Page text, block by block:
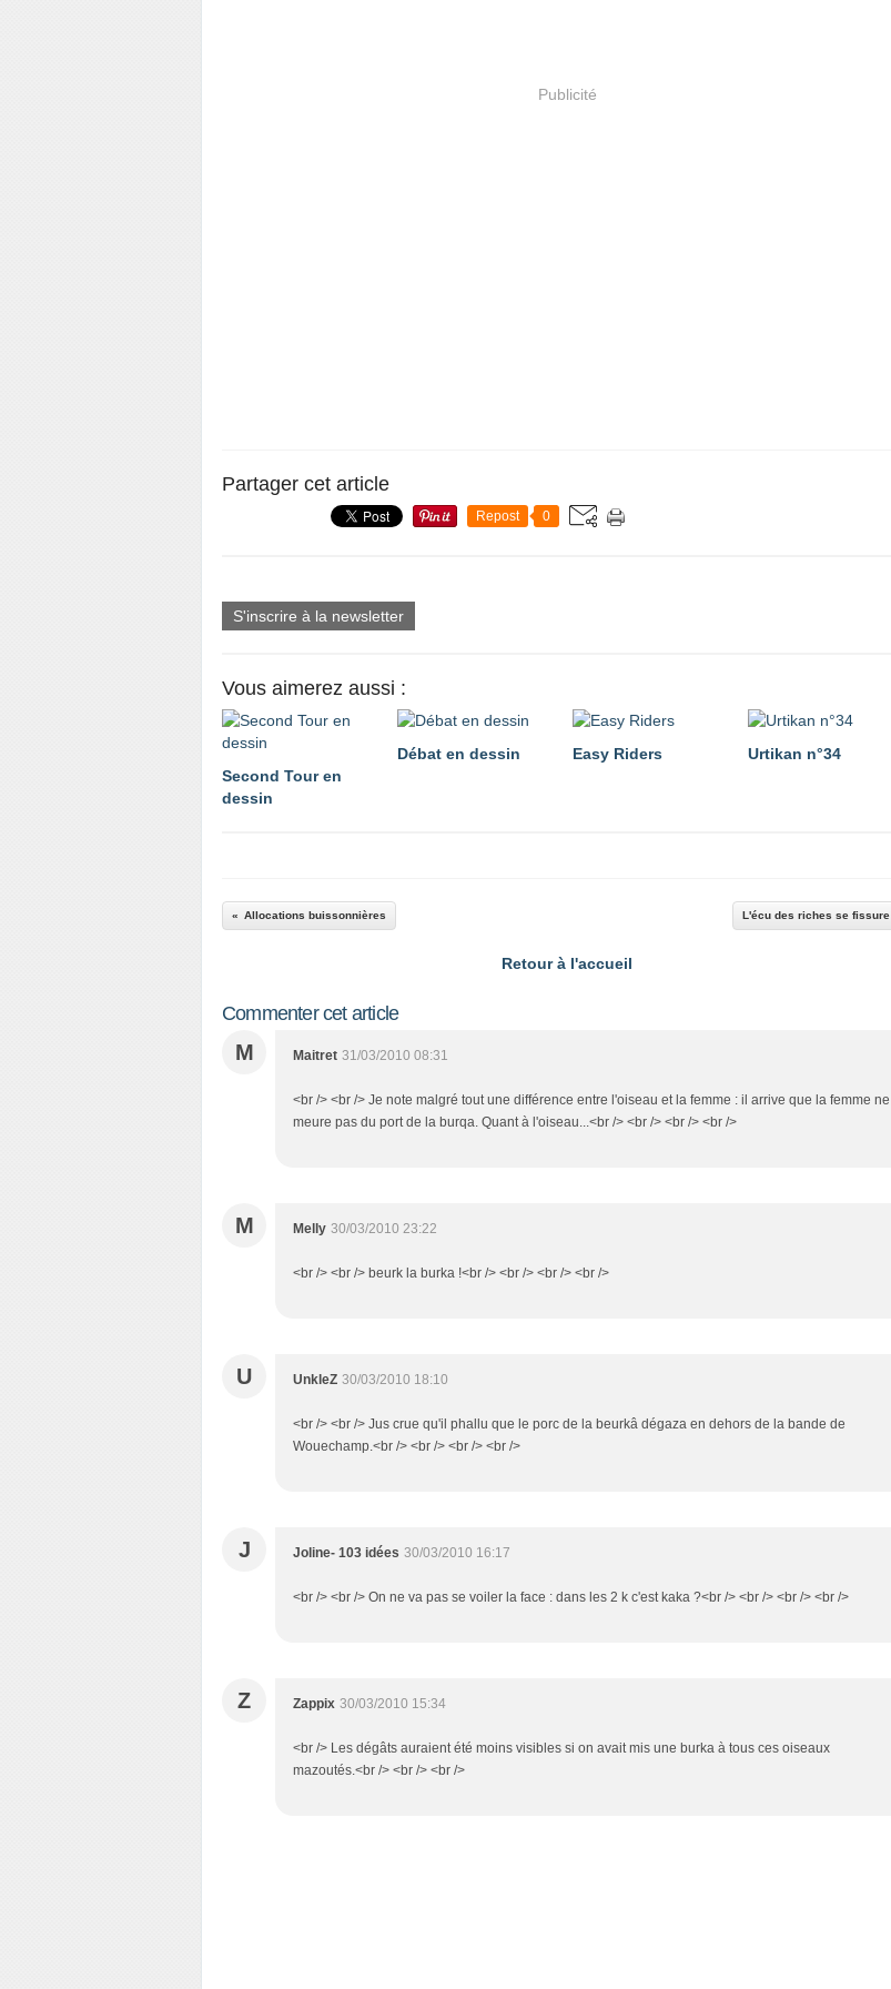
Publicité
Partager cet article
Repost 0
S'inscrire à la newsletter
Vous aimerez aussi :
Second Tour en
dessin
Débat en dessin Easy Riders Urtikan n°34
Allocations buissonnières L'écu des riches se fissure
Retour à l'accueil
Commenter cet article
M Maitret 31/03/2010 08:31
<br /> <br /> Je note malgré tout une différence entre l'oiseau et la femme : il arrive que la femme ne
meure pas du port de la burqa. Quant à l'oiseau...<br /> <br /> <br /> <br />
M Melly 30/03/2010 23:22
<br /> <br /> beurk la burka !<br /> <br /> <br /> <br />
U UnkleZ 30/03/2010 18:10
<br /> <br /> Jus crue qu'il phallu que le porc de la beurkâ dégaza en dehors de la bande de
Wouechamp.<br /> <br /> <br /> <br />
J Joline- 103 idées 30/03/2010 16:17
<br /> <br /> On ne va pas se voiler la face : dans les 2 k c'est kaka ?<br /> <br /> <br /> <br />
Z Zappix 30/03/2010 15:34
<br /> Les dégâts auraient été moins visibles si on avait mis une burka à tous ces oiseaux
mazoutés.<br /> <br /> <br />